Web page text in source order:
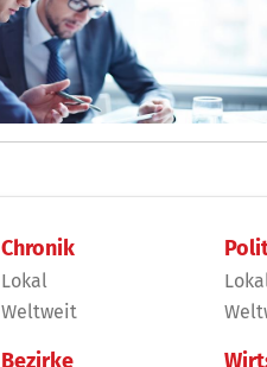
Chronik
Lokal
Weltweit
Bezirke